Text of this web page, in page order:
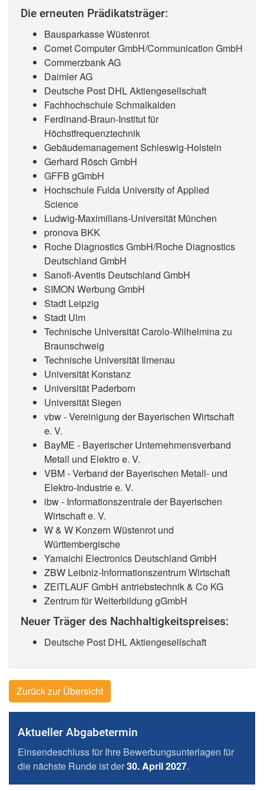
Die erneuten Prädikatsträger:
Bausparkasse Wüstenrot
Comet Computer GmbH/Communication GmbH
Commerzbank AG
Daimler AG
Deutsche Post DHL Aktiengesellschaft
Fachhochschule Schmalkalden
Ferdinand-Braun-Institut für
Höchstfrequenztechnik
Gebäudemanagement Schleswig-Holstein
Gerhard Rösch GmbH
GFFB gGmbH
Hochschule Fulda University of Applied
Science
Ludwig-Maximilians-Universität München
pronova BKK
Roche Diagnostics GmbH/Roche Diagnostics
Deutschland GmbH
Sanofi-Aventis Deutschland GmbH
SIMON Werbung GmbH
Stadt Leipzig
Stadt Ulm
Technische Universität Carolo-Wilhelmina zu
Braunschweig
Technische Universität Ilmenau
Universität Konstanz
Universität Paderborn
Universität Siegen
vbw - Vereinigung der Bayerischen Wirtschaft
e. V.
BayME - Bayerischer Unternehmensverband
Metall und Elektro e. V.
VBM - Verband der Bayerischen Metall- und
Elektro-Industrie e. V.
ibw - Informationszentrale der Bayerischen
Wirtschaft e. V.
W & W Konzern Wüstenrot und
Württembergische
Yamaichi Electronics Deutschland GmbH
ZBW Leibniz-Informationszentrum Wirtschaft
ZEITLAUF GmbH antriebstechnik & Co KG
Zentrum für Weiterbildung gGmbH
Neuer Träger des Nachhaltigkeitspreises:
Deutsche Post DHL Aktiengesellschaft
Zurück zur Übersicht
Aktueller Abgabetermin
Einsendeschluss für Ihre Bewerbungsunterlagen für
die nächste Runde ist der30. April 2027.